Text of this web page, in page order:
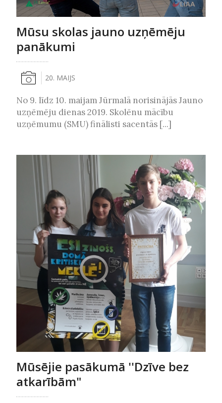
Mūsu skolas jauno uzņēmēju
panākumi
20. MAIJS
No 9. līdz 10. maijam Jūrmalā norisinājās Jauno
uzņēmēju dienas 2019. Skolēnu mācību
uzņēmumu (SMU) finālisti sacentās [...]
Mūsējie pasākumā ''Dzīve bez
atkarībām"